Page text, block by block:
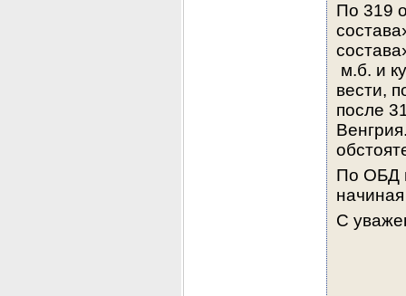
По 319
м.б. и
вести,
после
По ОБД
С